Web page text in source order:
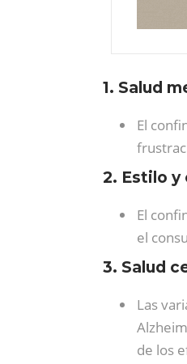
1. Salud
El
2. Estilo y
El
el
3. Salud
Las
de los